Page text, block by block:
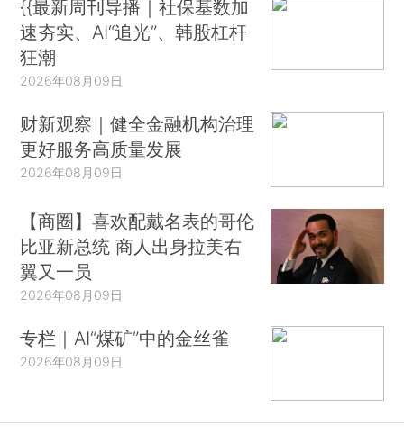
{{最新周刊导播｜社保基数加
速夯实、AI“追光”、韩股杠杆
狂潮
2026年08月09日
财新观察｜健全金融机构治理
更好服务高质量发展
2026年08月09日
【商圈】喜欢配戴名表的哥伦
比亚新总统 商人出身拉美右
翼又一员
2026年08月09日
专栏｜AI“煤矿”中的金丝雀
2026年08月09日